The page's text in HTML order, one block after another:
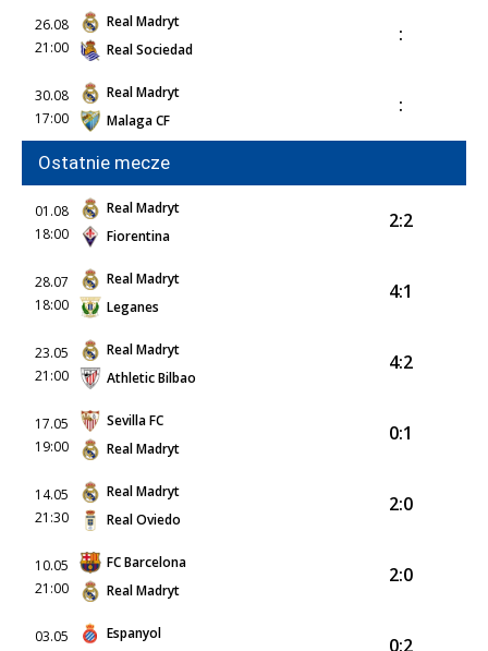
26.08
21:00
Real Madryt
Real Sociedad
:
30.08
17:00
Real Madryt
Malaga CF
:
Ostatnie mecze
01.08
18:00
Real Madryt
Fiorentina
2:2
28.07
18:00
Real Madryt
Leganes
4:1
23.05
21:00
Real Madryt
Athletic Bilbao
4:2
17.05
19:00
Sevilla FC
Real Madryt
0:1
14.05
21:30
Real Madryt
Real Oviedo
2:0
10.05
21:00
FC Barcelona
Real Madryt
2:0
03.05
Espanyol
0:2